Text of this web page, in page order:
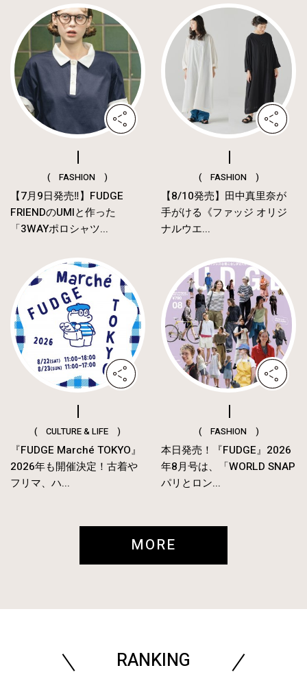
( FASHION )
【7月9日発売‼︎】FUDGE
FRIENDのUMIと作った
「3WAYポロシャツ...
( FASHION )
【8/10発売】田中真里奈が
手がける《ファッジ オリジ
ナルウエ...
( CULTURE & LIFE )
『FUDGE Marché TOKYO』
2026年も開催決定！古着や
フリマ、ハ...
( FASHION )
本日発売！『FUDGE』2026
年8月号は、「WORLD SNAP
パリとロン...
MORE
RANKING